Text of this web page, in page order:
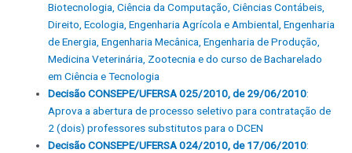
Biotecnologia, Ciência da Computação, Ciências Contábeis,
Direito, Ecologia, Engenharia Agrícola e Ambiental, Engenharia
de Energia, Engenharia Mecânica, Engenharia de Produção,
Medicina Veterinária, Zootecnia e do curso de Bacharelado
em Ciência e Tecnologia
Decisão CONSEPE/UFERSA 025/2010, de 29/06/2010:
Aprova a abertura de processo seletivo para contratação de
2 (dois) professores substitutos para o DCEN
Decisão CONSEPE/UFERSA 024/2010, de 17/06/2010: